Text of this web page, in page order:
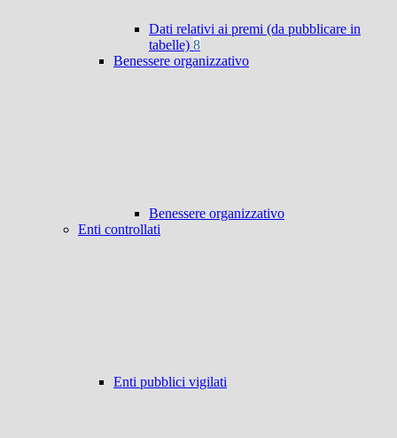
Dati relativi ai premi (da pubblicare in
tabelle) 8
Benessere organizzativo
Benessere organizzativo
Enti controllati
Enti pubblici vigilati